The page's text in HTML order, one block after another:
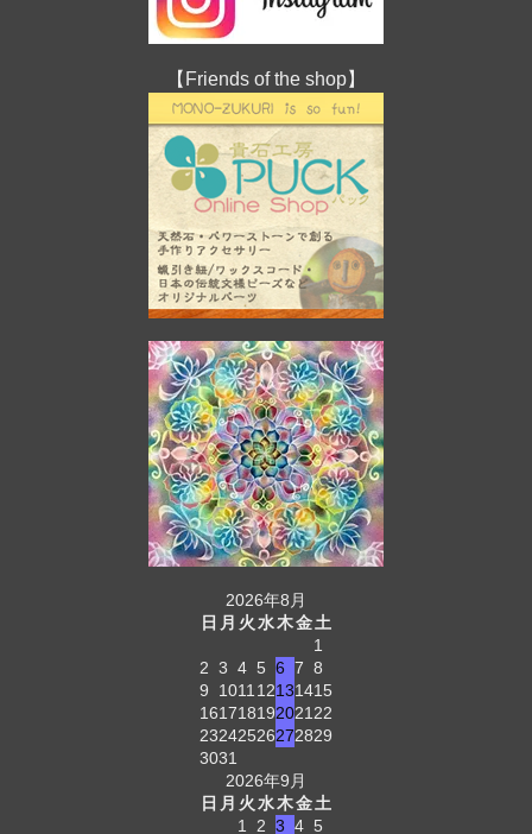
【Friends of the shop】
2026年8月
日 月 火水木金土
1
2 3 4 5 6 7 8
9
1011 12131415
161718192021 22
23242526272829
3031
2026年9月
日 月 火水木金土
1
2 3 4 5